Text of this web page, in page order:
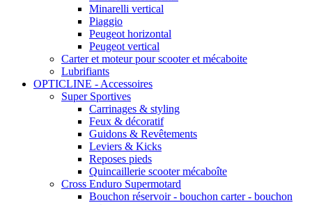
Minarelli vertical
Piaggio
Peugeot horizontal
Peugeot vertical
Carter et moteur pour scooter et mécaboite
Lubrifiants
OPTICLINE - Accessoires
Super Sportives
Carrinages & styling
Feux & décoratif
Guidons & Revêtements
Leviers & Kicks
Reposes pieds
Quincaillerie scooter mécaboîte
Cross Enduro Supermotard
Bouchon réservoir - bouchon carter - bouchon